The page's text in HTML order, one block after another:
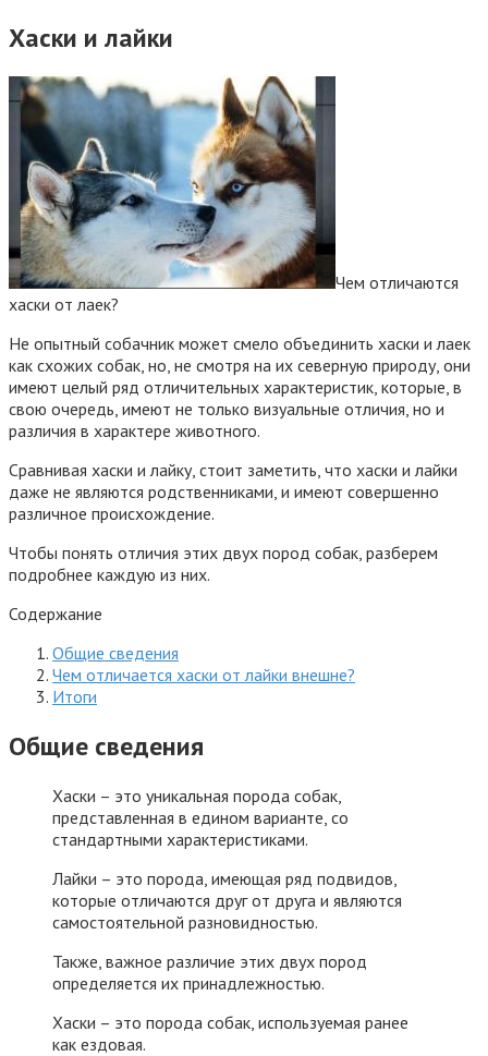
Хаски и лайки
Чем отличаются
хаски от лаек?
Не опытный собачник может смело объединить хаски и лаек
как схожих собак, но, не смотря на их северную природу, они
имеют целый ряд отличительных характеристик, которые, в
свою очередь, имеют не только визуальные отличия, но и
различия в характере животного.
Сравнивая хаски и лайку, стоит заметить, что хаски и лайки
даже не являются родственниками, и имеют совершенно
различное происхождение.
Чтобы понять отличия этих двух пород собак, разберем
подробнее каждую из них.
Содержание
Общие сведения
Чем отличается хаски от лайки внешне?
Итоги
Общие сведения
Хаски – это уникальная порода собак,
представленная в едином варианте, со
стандартными характеристиками.
Лайки – это порода, имеющая ряд подвидов,
которые отличаются друг от друга и являются
самостоятельной разновидностью.
Также, важное различие этих двух пород
определяется их принадлежностью.
Хаски – это порода собак, используемая ранее
как ездовая.